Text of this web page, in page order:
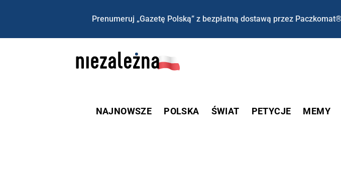
Prenumeruj „Gazetę Polską” z bezpłatną dostawą przez
NAJNOWSZE POLSKA ŚWIAT PETYCJE MEMY